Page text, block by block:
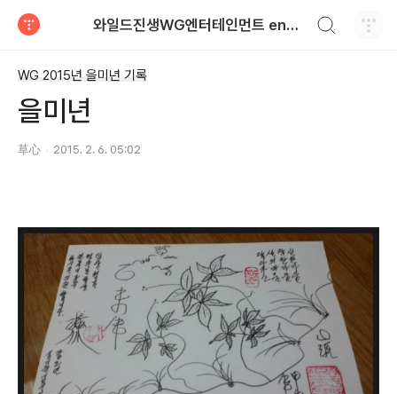
와일드진생WG엔터테인먼트 entertainment
WG 2015년 을미년 기록
을미년
草心 2015. 2. 6. 05:02